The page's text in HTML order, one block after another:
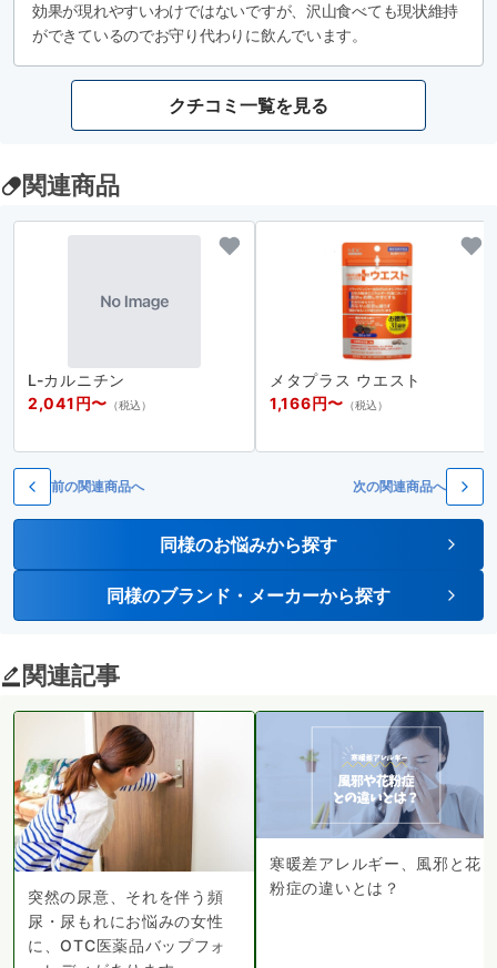
効果が現れやすいわけではないですが、沢山食べても現状維持
ができているのでお守り代わりに飲んでいます。
クチコミ一覧を見る
関連商品
L-カルニチン
2,041円〜 （税込）
メタプラス ウエスト
1,166円〜 （税込）
前の関連商品へ 次の関連商品へ
同様のお悩みから探す
同様のブランド・メーカーから探す
関連記事
突然の尿意、それを伴う頻
尿・尿もれにお悩みの女性
に、OTC医薬品バップフォ
寒暖差アレルギー、風邪と花
粉症の違いとは？